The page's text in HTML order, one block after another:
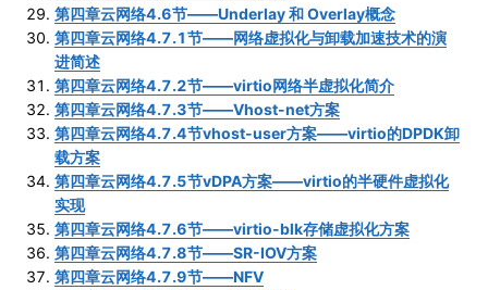
第四章云网络4.6节——Underlay 和 Overlay概念
第四章云网络4.7.1节——网络虚拟化与卸载加速技术的演
进简述
第四章云网络4.7.2节——virtio网络半虚拟化简介
第四章云网络4.7.3节——Vhost-net方案
第四章云网络4.7.4节vhost-user方案——virtio的DPDK卸
载方案
第四章云网络4.7.5节vDPA方案——virtio的半硬件虚拟化
实现
第四章云网络4.7.6节——virtio-blk存储虚拟化方案
第四章云网络4.7.8节——SR-IOV方案
第四章云网络4.7.9节——NFV